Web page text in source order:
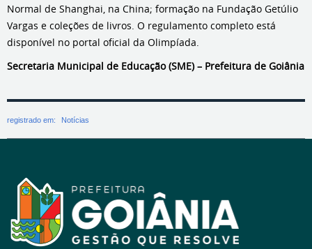
Normal de Shanghai, na China; formação na Fundação Getúlio
Vargas e coleções de livros. O regulamento completo está
disponível no portal oficial da Olimpíada.
Secretaria Municipal de Educação (SME) – Prefeitura de Goiânia
registrado em: Notícias